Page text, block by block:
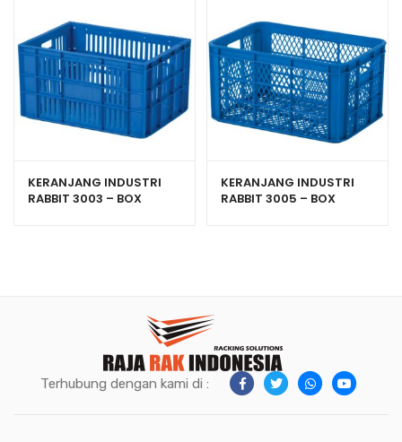
KERANJANG INDUSTRI
RABBIT 3003 – BOX
KERANJANG INDUSTRI
RABBIT 3005 – BOX
Terhubung dengan kami di :